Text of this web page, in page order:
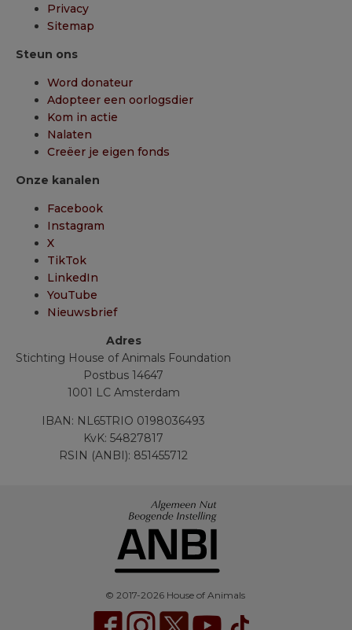
Privacy
Sitemap
Steun ons
Word donateur
Adopteer een oorlogsdier
Kom in actie
Nalaten
Creëer je eigen fonds
Onze kanalen
Facebook
Instagram
X
TikTok
LinkedIn
YouTube
Nieuwsbrief
Adres
Stichting House of Animals Foundation
Postbus 14647
1001 LC Amsterdam
IBAN: NL65TRIO 0198036493
KvK: 54827817
RSIN (ANBI): 851455712
© 2017-2026 House of Animals